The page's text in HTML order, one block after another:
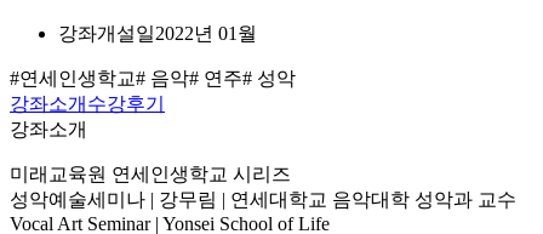
강좌개설일2022년 01월
#연세인생학교# 음악# 연주# 성악
강좌소개 수강후기
강좌소개
미래교육원 연세인생학교 시리즈
성악예술세미나 | 강무림 | 연세대학교 음악대학 성악과 교수
Vocal Art Seminar | Yonsei School of Life